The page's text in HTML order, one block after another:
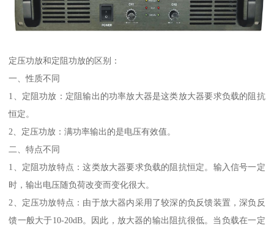
定压功放和定阻功放的区别：
一、性质不同
1、定阻功放：定阻输出的功率放大器是这类放大器要求负载的阻抗
恒定。
2、定压功放：满功率输出的是电压有效值。
二、特点不同
1、定阻功放特点：这类放大器要求负载的阻抗恒定。输入信号一定
时，输出电压随负荷改变而变化很大。
2、定压功放特点：由于放大器内采用了较深的负反馈装置，深负反
馈一般大于10-20dB。因此，放大器的输出阻抗很低。当负载在一定